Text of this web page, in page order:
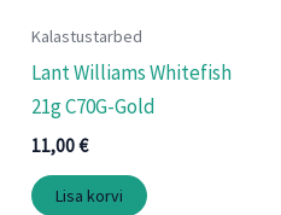
Kalastustarbed
Lant Williams Whitefish
21g C70G-Gold
11,00€
Lisa korvi